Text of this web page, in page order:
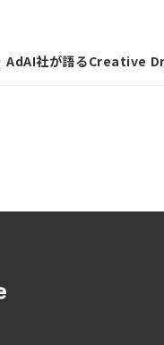
AdAI社が語るCreative